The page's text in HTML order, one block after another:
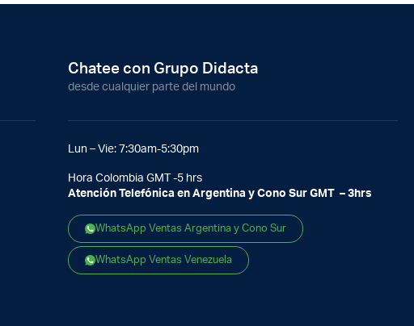
Chatee con Grupo Didacta
desde cualquier parte del mundo
Lun – Vie: 7:30am-5:30pm
Hora Colombia GMT -5 hrs
Atención Telefónica en Argentina y Cono Sur GMT – 3hrs
WhatsApp Ventas Argentina y Cono Sur
WhatsApp Ventas Venezuela